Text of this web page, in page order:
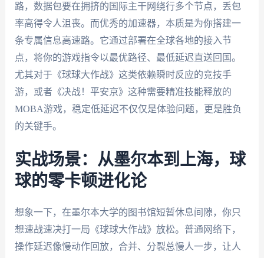
路，数据包要在拥挤的国际主干网绕行多个节点，丢包
率高得令人沮丧。而优秀的加速器，本质是为你搭建一
条专属信息高速路。它通过部署在全球各地的接入节
点，将你的游戏指令以最优路径、最低延迟直送回国。
尤其对于《球球大作战》这类依赖瞬时反应的竞技手
游，或者《决战！平安京》这种需要精准技能释放的
MOBA游戏，稳定低延迟不仅仅是体验问题，更是胜负
的关键手。
实战场景：从墨尔本到上海，球
球的零卡顿进化论
想象一下，在墨尔本大学的图书馆短暂休息间隙，你只
想速战速决打一局《球球大作战》放松。普通网络下，
操作延迟像慢动作回放，合并、分裂总慢人一步，让人